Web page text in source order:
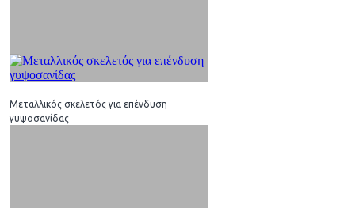
Μεταλλικός σκελετός για επένδυση
γυψοσανίδας